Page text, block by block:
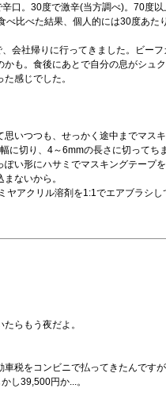
口。30度で激辛(当方調べ)。70度
比べた結果、個人的には30度あ
会社帰りに行ってきました。ビー
も。食後にあとで自分の息がシュ
感じでした。
いつつも、せっかく途中までマス
に切り、4～6mmの長さに切ってち
い形にハサミでマスキングテー
ないから。
アクリル溶剤を1:1でエアブラシし
らもう夜だよ。
税をコンビニで払ってきたんです
し39,500円か...。